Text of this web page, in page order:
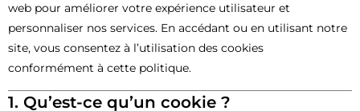
web pour améliorer votre expérience utilisateur et
personnaliser nos services. En accédant ou en utilisant notre
site, vous consentez à l’utilisation des cookies
conformément à cette politique.
1. Qu’est-ce qu’un cookie ?